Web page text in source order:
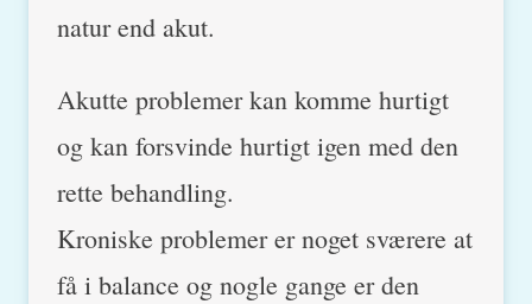
natur end akut.
Akutte problemer kan komme hurtigt
og kan forsvinde hurtigt igen med den
rette behandling.
Kroniske problemer er noget sværere at
få i balance og nogle gange er den